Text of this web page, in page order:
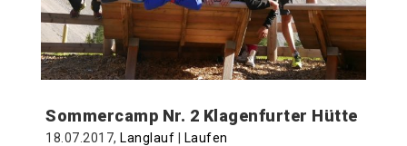
Sommercamp Nr. 2 Klagenfurter Hütte
18.07.2017, Langlauf Laufen